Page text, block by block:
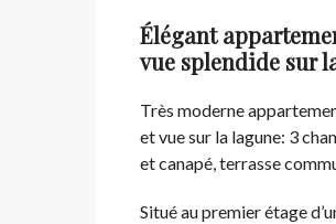
Élégant
vue splendide sur
Très moderne
et vue sur la lagune: 3
et canapé, terrasse
Situé au premier étage